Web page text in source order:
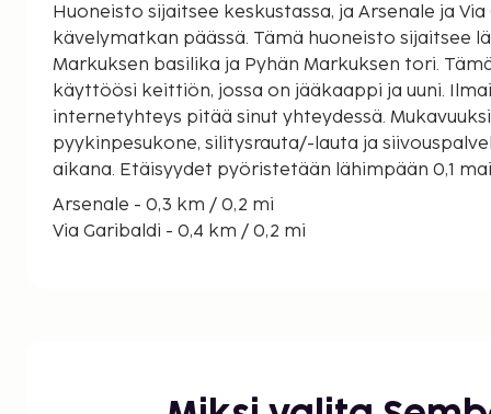
Huoneisto sijaitsee keskustassa, ja Arsenale ja
kävelymatkan päässä. Tämä huoneisto sijaitsee lähellä kohteita Pyhän
Markuksen basilika ja Pyhän Markuksen tori.
käyttöösi keittiön, jossa on jääkaappi ja uuni.
internetyhteys pitää sinut yhteydessä. Mukavuuksiin kuuluu
pyykinpesukone, silitysrauta/-lauta ja
aikana. Etäisyydet pyöristetään lähimpään 0,1
Arsenale - 0,3 km / 0,2 mi
Via Garibaldi - 0,4 km / 0,2 mi